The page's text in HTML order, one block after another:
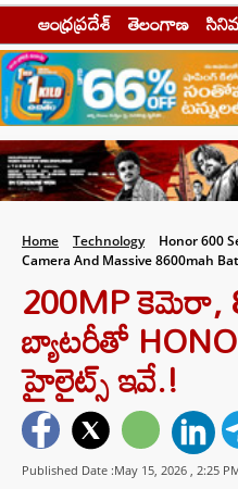
ఆంధ్రప్రదేశ్ తెలంగాణ
Home Technology
Honor 600
Camera And Massive 8600mah
200MP కెమెరా,
బ్యాటరీతో
హైలైట్స్ ఇవే.!
Published Date :May 15, 2026 , 2:25